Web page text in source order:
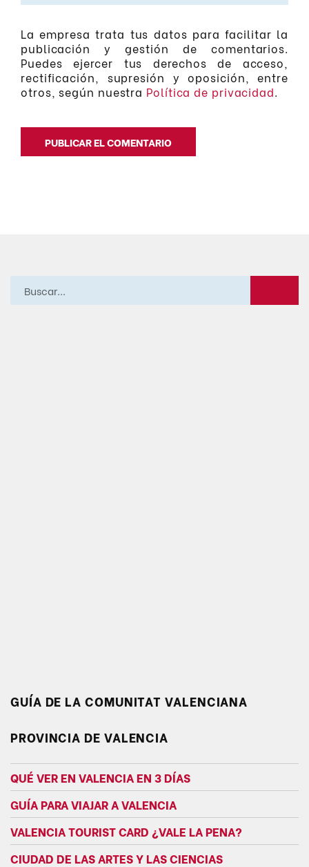
La empresa trata tus datos para facilitar la
publicación y gestión de comentarios.
Puedes ejercer tus derechos de acceso,
rectificación, supresión y oposición, entre
otros, según nuestra Política de privacidad
GUÍA DE LA COMUNITAT VALENCIANA
PROVINCIA DE VALENCIA
QUÉ VER EN VALENCIA EN 3 DÍAS
GUÍA PARA VIAJAR A VALENCIA
VALENCIA TOURIST CARD ¿VALE LA PENA?
CIUDAD DE LAS ARTES Y LAS CIENCIAS